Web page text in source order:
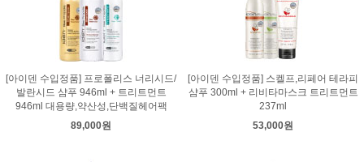
[아이덴 수입정품] 프로폴리스 너리시드/
발란시드 샴푸 946ml + 트리트먼트
946ml 대용량,약산성,단백질헤어팩
89,000원
[아이덴 수입정품] 스켈프,리페어 테라피
샴푸 300ml + 리비타마스크 트리트먼트
237ml
53,000원